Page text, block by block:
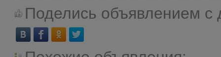
Поделись объявлением с